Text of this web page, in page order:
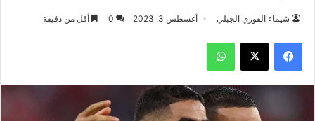
شيماء القوري الجبلي أغسطس 3, 2023 0 أقل من دقيقة
فيسبوك ‫X واتساب